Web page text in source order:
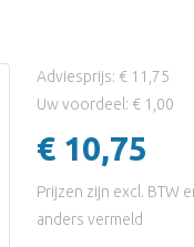
Adviesprijs: € 11,75
Uw voordeel: € 1,00
€ 10,75
Prijzen zijn excl. BTW
anders vermeld